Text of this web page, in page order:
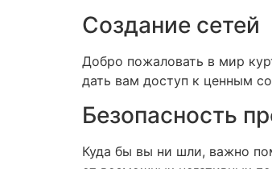
Создание сетей
Добро пожаловать в мир
дать вам доступ к ценным
Безопасность
Куда бы вы ни шли, важно